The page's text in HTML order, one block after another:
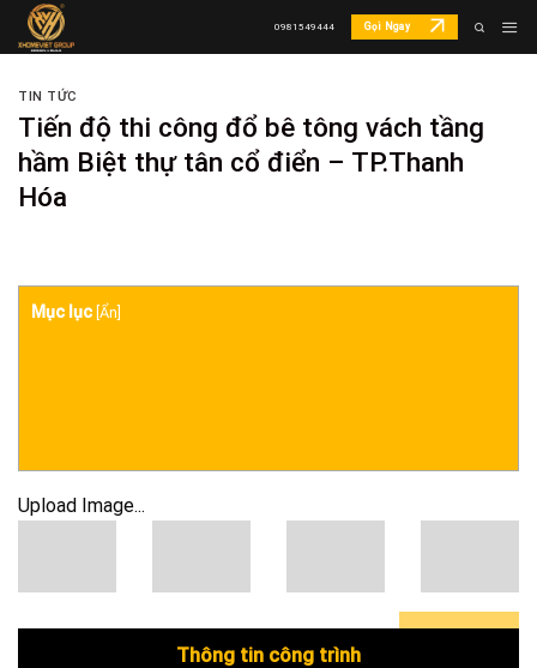
Skip
0981549444 Gọi Ngay
TIN TỨC
Tiến độ thi công đổ bê tông vách tầng
hầm Biệt thự tân cổ điển – TP.Thanh
Hóa
Mục lục Ẩn
Upload Image...
Thông tin công trình